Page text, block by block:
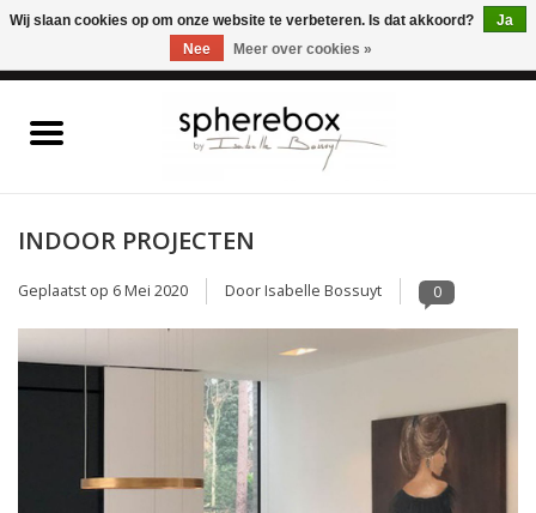
Home
MEUBELEN
KUNST
OUTLET
INDOOR PROJECTEN
Geplaatst op 6 Mei 2020 Door Isabelle Bossuyt 0
Wij slaan cookies op om onze website te verbeteren. Is dat akkoord?
Ja
Nee
Meer over cookies »
ONLINE WINKEL VOOR WOONACCESSOIRES, MEUBELEN & KUNST – GRATIS